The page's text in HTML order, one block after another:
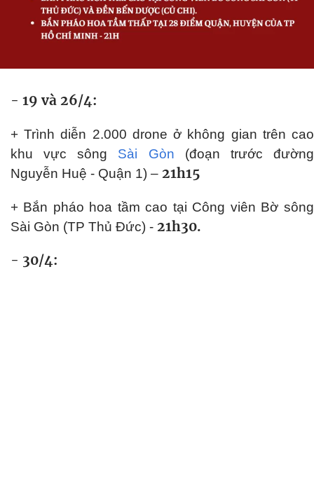
- 19 và 26/4:
+ Trình diễn 2.000 drone ở không gian trên cao
khu vực sông Sài Gòn (đoạn trước đường
Nguyễn Huệ - Quận 1) – 21h15
+ Bắn pháo hoa tầm cao tại Công viên Bờ sông
Sài Gòn (TP Thủ Đức) - 21h30.
- 30/4: